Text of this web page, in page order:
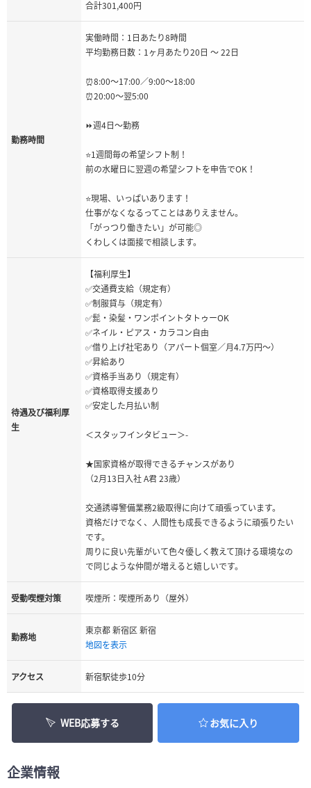
合計301,400円
勤務時間
実働時間：1日あたり8時間
平均勤務日数：1ヶ月あたり20日 〜 22日
⏰8:00～17:00／9:00～18:00
⏰20:00～翌5:00
⏩週4日～勤務
⭐1週間毎の希望シフト制！
前の水曜日に翌週の希望シフトを申告でOK！
⭐現場、いっぱいあります！
仕事がなくなるってことはありえません。
「がっつり働きたい」が可能◎
くわしくは面接で相談します。
待遇及び福利厚
生
【福利厚生】
✅交通費支給（規定有）
✅制服貸与（規定有）
✅髭・染髪・ワンポイントタトゥーOK
✅ネイル・ピアス・カラコン自由
✅借り上げ社宅あり（アパート個室／月4.7万円～）
✅昇給あり
✅資格手当あり（規定有）
✅資格取得支援あり
✅安定した月払い制
＜スタッフインタビュー＞-
★国家資格が取得できるチャンスがあり
（2月13日入社 A君 23歳）
交通誘導警備業務2級取得に向けて頑張っています。
資格だけでなく、人間性も成長できるように頑張りたい
です。
周りに良い先輩がいて色々優しく教えて頂ける環境なの
で同じような仲間が増えると嬉しいです。
受動喫煙対策 喫煙所：喫煙所あり（屋外）
勤務地
東京都 新宿区 新宿
地図を表示
アクセス 新宿駅徒歩10分
WEB応募する お気に入り
企業情報